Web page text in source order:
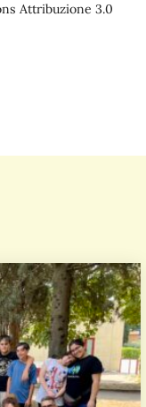
Attribuzione 3.0